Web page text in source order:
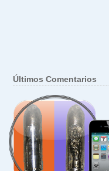
Últimos Comentarios